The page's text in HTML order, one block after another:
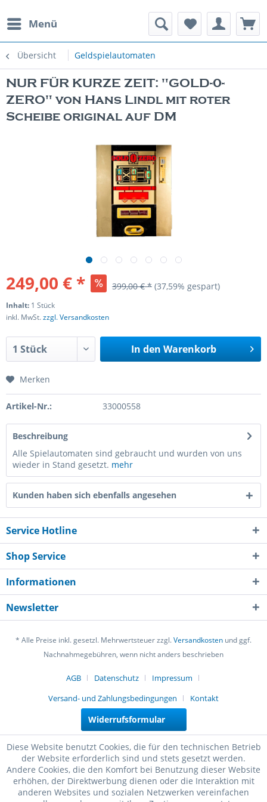
Menü
Übersicht Geldspielautomaten
Spielautomaten
NUR FÜR KURZE ZEIT: "GOLD-0-
ZERO" von Hans Lindl mit roter
Scheibe original auf DM
249,00 € * 399,00 € * (37,59% gespart)
Inhalt: 1 Stück
inkl. MwSt.zzgl. Versandkosten
In den Warenkorb
Merken
Artikel-Nr.: 33000558
Beschreibung
Alle Spielautomaten sind gebraucht und wurden von uns
wieder in Stand gesetzt. mehr
Kunden haben sich ebenfalls angesehen
Service Hotline
Shop Service
Informationen
Newsletter
* Alle Preise inkl. gesetzl. Mehrwertsteuer zzgl.Versandkosten und ggf.
Nachnahmegebühren, wenn nicht anders beschrieben
AGB Datenschutz
Impressum
Versand- und Zahlungsbedingungen
Kontakt
Widerrufsformular
Diese Website benutzt Cookies, die für den technischen Betrieb
der Website erforderlich sind und stets gesetzt werden.
Andere Cookies, die den Komfort bei Benutzung dieser Website
erhöhen, der Direktwerbung dienen oder die Interaktion mit
anderen Websites und sozialen Netzwerken vereinfachen